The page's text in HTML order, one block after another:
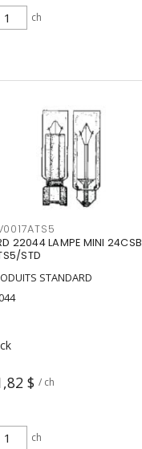
ch
22044 LAMPE MINI 24CSB
STD
STANDARD
$ / ch
ch